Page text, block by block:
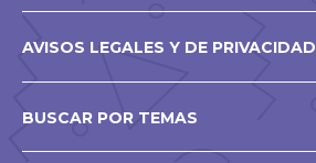
AVISOS LEGALES Y DE PRIVACIDAD
BUSCAR POR TEMAS